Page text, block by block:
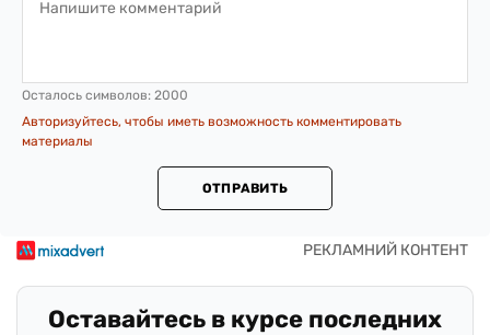
Осталось символов: 2000
Авторизуйтесь, чтобы иметь возможность комментировать
материалы
ОТПРАВИТЬ
Оставайтесь в курсе последних